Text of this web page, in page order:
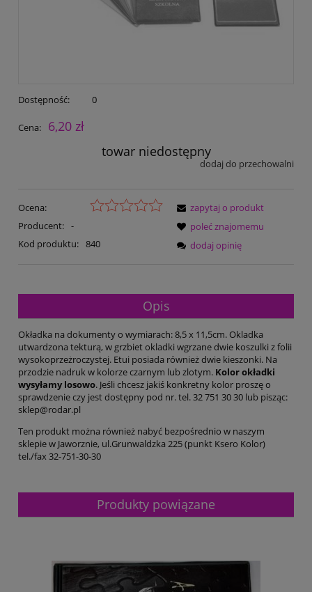
Dostępność: 0
Cena:
6,20 zł
towar niedostępny
dodaj do przechowalni
Ocena:
Producent: -
Kod produktu: 840
zapytaj o produkt
poleć znajomemu
dodaj opinię
Opis
Okładka na dokumenty o wymiarach: 8,5 x 11,5cm. Okladka
utwardzona tekturą, w grzbiet okladki wgrzane dwie koszulki z folii
wysokoprzeżroczystej. Etui posiada również dwie kieszonki. Na
przodzie nadruk w kolorze czarnym lub zlotym. Kolor okładki
wysyłamy losowo. Jeśli chcesz jakiś konkretny kolor proszę o
sprawdzenie czy jest dostępny pod nr. tel. 32 751 30 30 lub pisząc:
sklep@rodar.pl
Ten produkt można również nabyć bezpośrednio w naszym
sklepie w Jaworznie, ul.Grunwaldzka 225 (punkt Ksero Kolor)
tel./fax 32-751-30-30
Produkty powiązane